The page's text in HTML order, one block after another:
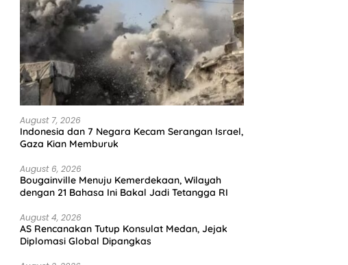
August 7, 2026
Indonesia dan 7 Negara Kecam Serangan Israel,
Gaza Kian Memburuk
August 6, 2026
Bougainville Menuju Kemerdekaan, Wilayah
dengan 21 Bahasa Ini Bakal Jadi Tetangga RI
August 4, 2026
AS Rencanakan Tutup Konsulat Medan, Jejak
Diplomasi Global Dipangkas